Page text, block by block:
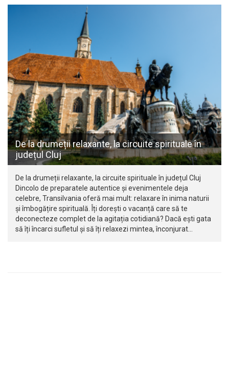
De la drumeții relaxante, la circuite spirituale în
județul Cluj
De la drumeții relaxante, la circuite spirituale în județul Cluj
Dincolo de preparatele autentice și evenimentele deja
celebre, Transilvania oferă mai mult: relaxare în inima naturii
și îmbogățire spirituală. Îți dorești o vacanță care să te
deconecteze complet de la agitația cotidiană? Dacă ești gata
să îți încarci sufletul și să îți relaxezi mintea, înconjurat…